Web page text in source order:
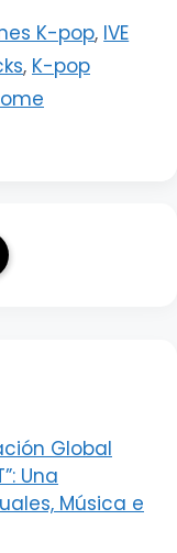
K-pop, IVE
, K-pop
Global
Una
Música e